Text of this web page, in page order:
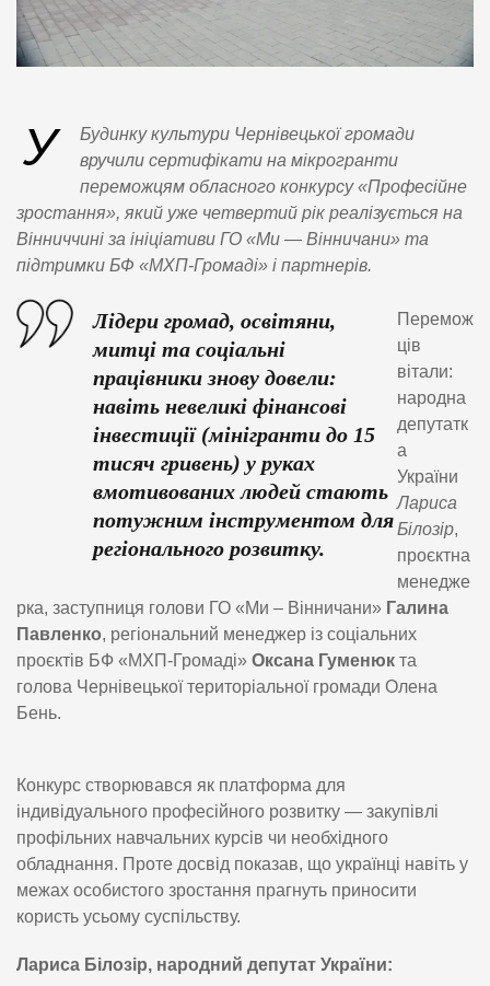
У
Будинку культури Чернівецької громади
вручили сертифікати на мікрогранти
переможцям обласного конкурсу «Професійне
зростання», який уже четвертий рік реалізується на
Вінниччині за ініціативи ГО «Ми — Вінничани» та
підтримки БФ «МХП-Громаді» і партнерів.
Лідери громад, освітяни,
митці та соціальні
працівники знову довели:
навіть невеликі фінансові
інвестиції (мінігранти до 15
тисяч гривень) у руках
вмотивованих людей стають
потужним інструментом для
регіонального розвитку.
Перемож
ців
вітали:
народна
депутатк
а
України
Лариса
Білозір,
проєктна
менедже
рка, заступниця голови ГО «Ми – Вінничани» Галина
Павленко, регіональний менеджер із соціальних
проєктів БФ «МХП-Громаді» Оксана Гуменюк та
голова Чернівецької територіальної громади Олена
Бень.
Конкурс створювався як платформа для
індивідуального професійного розвитку — закупівлі
профільних навчальних курсів чи необхідного
обладнання. Проте досвід показав, що українці навіть у
межах особистого зростання прагнуть приносити
користь усьому суспільству.
Лариса Білозір, народний депутат України: